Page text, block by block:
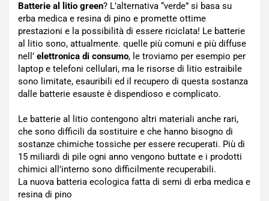
Batterie al litio green? L’alternativa “verde” si basa su
erba medica e resina di pino e promette ottime
prestazioni e la possibilità di essere riciclata! Le batterie
al litio sono, attualmente. quelle più comuni e più diffuse
nell’ elettronica di consumo, le troviamo per esempio per
laptop e telefoni cellulari, ma le risorse di litio estraibile
sono limitate, esauribili ed il recupero di questa sostanza
dalle batterie esauste è dispendioso e complicato.
Le batterie al litio contengono altri materiali anche rari,
che sono difficili da sostituire e che hanno bisogno di
sostanze chimiche tossiche per essere recuperati. Più di
15 miliardi di pile ogni anno vengono buttate e i prodotti
chimici all’interno sono difficilmente recuperabili.
La nuova batteria ecologica fatta di semi di erba medica e
resina di pino